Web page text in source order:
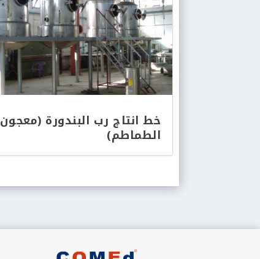
خط انتاج رب البندورة (معجون
الطماطم)